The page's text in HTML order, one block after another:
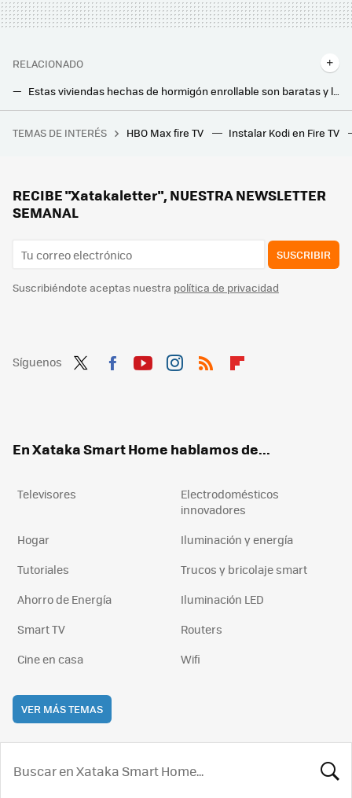
RELACIONADO
Estas viviendas hechas de hormigón enrollable son baratas y lo último en eficiencia energética: en qué consisten
Por qué 40 años después 'Terciopelo Azul' de David Lynch sigue siendo la película que mejor encapsula el sueño americano
TEMAS DE INTERÉS HBO Max fire TV Instalar Kodi en Fire TV
RECIBE "Xatakaletter", NUESTRA NEWSLETTER
SEMANAL
SUSCRIBIR
Suscribiéndote aceptas nuestra política de privacidad
Síguenos
En Xataka Smart Home hablamos de...
Televisores
Electrodomésticos
innovadores
Hogar
Iluminación y energía
Tutoriales
Trucos y bricolaje smart
Ahorro de Energía
Iluminación LED
Smart TV
Routers
Cine en casa
Wifi
VER MÁS TEMAS